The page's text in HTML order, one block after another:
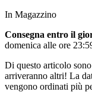
In Magazzino
Consegna entro il
domenica alle ore
Di questo articolo
arriveranno altri! La
vengono ordinati più